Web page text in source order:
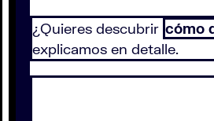
¿Quieres descubrir cómo
explicamos en detalle.